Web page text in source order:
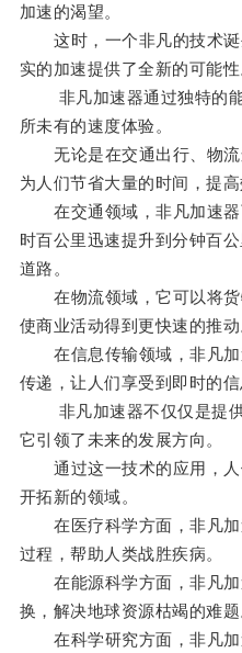
加速的渴望。
这时，一个非凡的技术
实的加速提供了全新的可能性
非凡加速器通过独特的能
所未有的速度体验。
无论是在交通出行、物流
为人们节省大量的时间，提高
在交通领域，非凡加速器
时百公里迅速提升到分钟百
道路。
在物流领域，它可以将货
使商业活动得到更快速的推动
在信息传输领域，非凡加
传递，让人们享受到即时的信
非凡加速器不仅仅是提供
它引领了未来的发展方向。
通过这一技术的应用，人
开拓新的领域。
在医疗科学方面，非凡加
过程，帮助人类战胜疾病。
在能源科学方面，非凡加
换，解决地球资源枯竭的难题
在科学研究方面，非凡加